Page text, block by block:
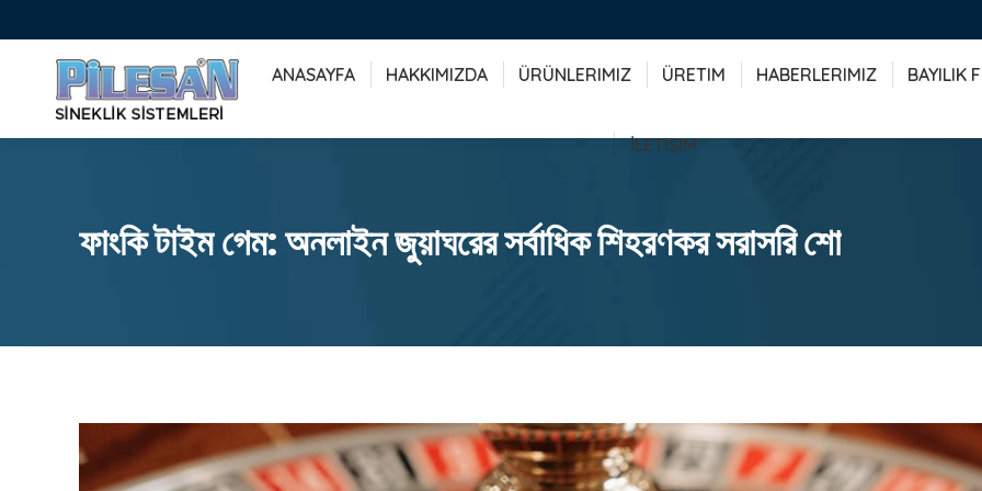
ANASAYFA HAKKIMIZDA ÜRÜNLERIMIZ ÜRETIM HABERLERIMIZ BAYILIK
İLETIŞIM
ফাংকি টাইম গেম: অনলাইন জুয়াঘরের সর্বাধিক শিহরণকর সরাসরি শো